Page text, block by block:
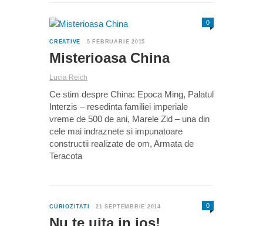
CREATIVE 5 FEBRUARIE 2015
Misterioasa China
0
Lucia Reich
Ce stim despre China: Epoca Ming, Palatul
Interzis – resedinta familiei imperiale
vreme de 500 de ani, Marele Zid – una din
cele mai indraznete si impunatoare
constructii realizate de om, Armata de
Teracota
CURIOZITATI 21 SEPTEMBRIE 2014 0